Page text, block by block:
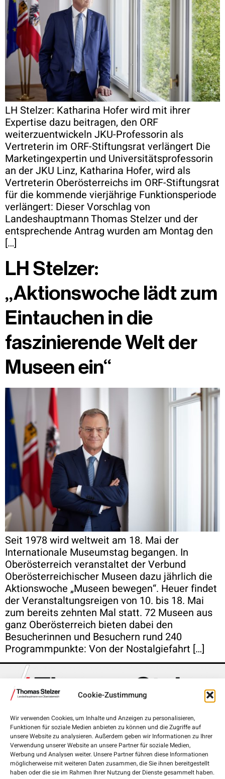
Cookie-Zustimmung
Wir verwenden Cookies, um Inhalte und Anzeigen zu personalisieren,
Funktionen für soziale Medien anbieten zu können und die Zugriffe auf
unsere Website zu analysieren. Außerdem geben wir Informationen zu Ihrer
Verwendung unserer Website an unsere Partner für soziale Medien,
Werbung und Analysen weiter. Unsere Partner führen diese Informationen
möglicherweise mit weiteren Daten zusammen, die Sie ihnen bereitgestellt
haben oder die sie im Rahmen Ihrer Nutzung der Dienste gesammelt haben.
LH Stelzer: Katharina Hofer wird mit ihrer
Expertise dazu beitragen, den ORF
weiterzuentwickeln JKU-Professorin als
Vertreterin im ORF-Stiftungsrat verlängert Die
Marketingexpertin und Universitätsprofessorin
an der JKU Linz, Katharina Hofer, wird als
Vertreterin Oberösterreichs im ORF-Stiftungsrat
für die kommende vierjährige Funktionsperiode
verlängert: Dieser Vorschlag von
Landeshauptmann Thomas Stelzer und der
entsprechende Antrag wurden am Montag den
[…]
LH Stelzer:
„Aktionswoche lädt zum
Eintauchen in die
faszinierende Welt der
Museen ein“
Seit 1978 wird weltweit am 18. Mai der
Internationale Museumstag begangen. In
Oberösterreich veranstaltet der Verbund
Oberösterreichischer Museen dazu jährlich die
Aktionswoche „Museen bewegen“. Heuer findet
der Veranstaltungsreigen von 10. bis 18. Mai
zum bereits zehnten Mal statt. 72 Museen aus
ganz Oberösterreich bieten dabei den
Besucherinnen und Besuchern rund 240
Programmpunkte: Von der Nostalgiefahrt […]
Landhausplatz 1, 4020 Linz
+43 732 7720-111 00
lh.stelzer@ooe.gv.at